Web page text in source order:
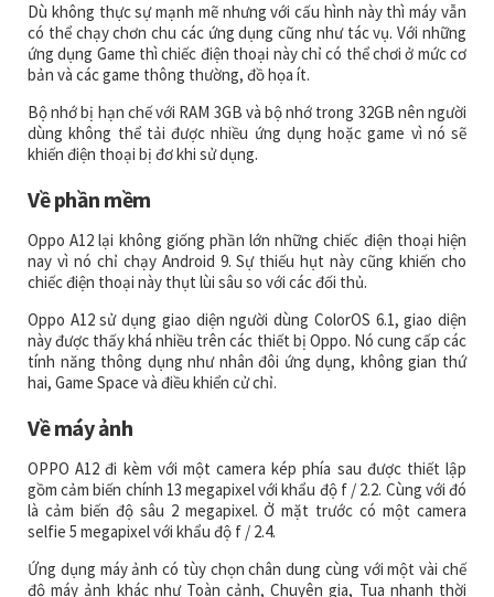
Dù không thực sự mạnh mẽ nhưng với cấu hình này thì máy vẫn
có thể chạy chơn chu các ứng dụng cũng như tác vụ. Với những
ứng dụng Game thì chiếc điện thoại này chỉ có thể chơi ở mức cơ
bản và các game thông thường, đồ họa ít.
Bộ nhớ bị hạn chế với RAM 3GB và bộ nhớ trong 32GB nên người
dùng không thể tải được nhiều ứng dụng hoặc game vì nó sẽ
khiến điện thoại bị đơ khi sử dụng.
Về phần mềm
Oppo A12 lại không giống phần lớn những chiếc điện thoại hiện
nay vì nó chỉ chạy Android 9. Sự thiếu hụt này cũng khiến cho
chiếc điện thoại này thụt lùi sâu so với các đối thủ.
Oppo A12 sử dụng giao diện người dùng ColorOS 6.1, giao diện
này được thấy khá nhiều trên các thiết bị Oppo. Nó cung cấp các
tính năng thông dụng như nhân đôi ứng dụng, không gian thứ
hai, Game Space và điều khiển cử chỉ.
Về máy ảnh
OPPO A12 đi kèm với một camera kép phía sau được thiết lập
gồm cảm biến chính 13 megapixel với khẩu độ f / 2.2. Cùng với đó
là cảm biến độ sâu 2 megapixel. Ở mặt trước có một camera
selfie 5 megapixel với khẩu độ f / 2.4.
Ứng dụng máy ảnh có tùy chọn chân dung cùng với một vài chế
độ máy ảnh khác như Toàn cảnh, Chuyên gia, Tua nhanh thời